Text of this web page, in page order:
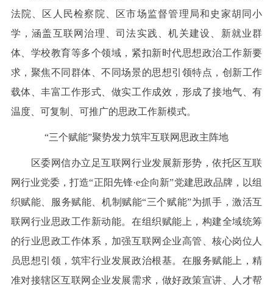
法院、区人民检察院、区市场监督管理局和史家胡同小
学，涵盖互联网治理、司法实践、机关建设、新就业群
体、学校教育等多个领域，紧扣新时代思想政治工作新要
求，聚焦不同群体、不同场景的思想引领特点，创新工作
载体、丰富工作形式、做实工作成效，形成了接地气、有
温度、可复制、可推广的思政工作新模式。
“三个赋能”聚势发力筑牢互联网思政主阵地
区委网信办立足互联网行业发展新形势，依托区互联
网行业党委，打造“正阳先锋·e企向新”党建思政品牌，以组
织赋能、服务赋能、机制赋能“三个赋能”为抓手，激活互
联网行业思政工作新动能。在组织赋能上，构建全域统筹
的行业思政工作体系，加强互联网企业高管、核心岗位人
员思想引领，筑牢行业发展政治根基。在服务赋能上，精
准对接辖区互联网企业发展需求，做好政策宣讲、人才帮